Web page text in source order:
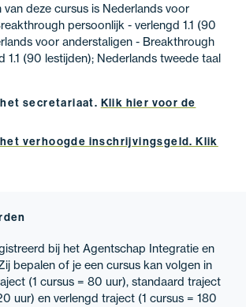
van deze cursus is Nederlands voor
persoonlijk - verlengd 1.1 (90
voor anderstaligen - Breakthrough
1.1 (90 lestijden); Nederlands tweede taal
secretariaat. Klik hier voor de
verhoogde inschrijvingsgeld. Klik
bij het Agentschap Integratie en
bepalen of je een cursus kan volgen in
(1 cursus = 80 uur), standaard traject
uur) en verlengd traject (1 cursus = 180